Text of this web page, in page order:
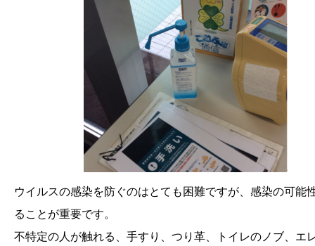
ウイルスの感染を防ぐのはとても困難ですが、感染の可能
ることが重要です。
不特定の人が触れる、手すり、つり革、トイレのノブ、エ